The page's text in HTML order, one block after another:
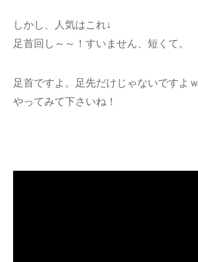
しかし、人気はこれ↓
足首回し～～！すいません、短くて。
足首ですよ。足先だけじゃないですよｗ
やってみて下さいね！